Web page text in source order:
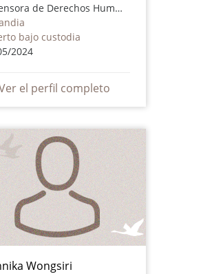
Defensora de Derechos Humanos
bajo custodia
2024
el perfil completo
Wongsiri